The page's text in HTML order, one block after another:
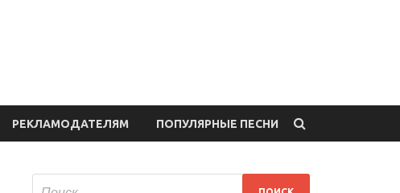
РЕКЛАМОДАТЕЛЯМ ПОПУЛЯРНЫЕ ПЕСНИ